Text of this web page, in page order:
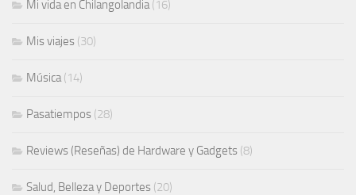
Mi vida en Chilangolandia(16)
Mis viajes (30)
Música(14)
Pasatiempos (28)
Reviews (Reseñas) de Hardware y Gadgets (8)
Salud, Belleza y Deportes (20)